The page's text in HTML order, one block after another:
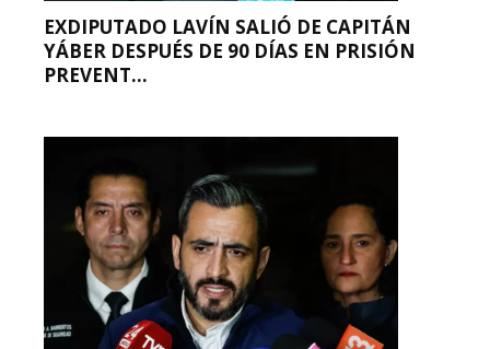
EXDIPUTADO LAVÍN SALIÓ DE CAPITÁN
YÁBER DESPUÉS DE 90 DÍAS EN PRISIÓN
PREVENT...